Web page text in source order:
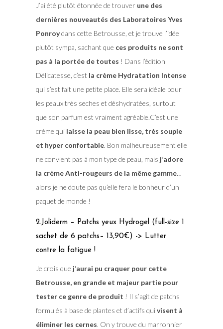
J’ai été plutôt étonnée de trouver une des
dernières nouveautés des Laboratoires Yves
Ponroydans cette Betrousse, et je trouve l’idée
plutôt sympa, sachant que ces produits ne sont
pas à la portée de toutes ! Dans l’édition
Délicatesse, c’est la crème Hydratation Intense
qui s’est fait une petite place. Elle sera idéale pour
les peaux très seches et déshydratées, surtout
que son parfum est vraiment agréable.C’est une
crème qui laisse la peau bien lisse, très souple
et hyper confortable. Bon malheureusement elle
ne convient pas à mon type de peau, mais j’adore
la crème Anti-rougeurs de la même gamme…
alors je ne doute pas qu’elle fera le bonheur d’un
paquet de monde !
2.Joliderm – Patchs yeux Hydrogel (full-size 1
sachet de 6 patchs– 13,90€) -> Lutter
contre la fatigue !
Je crois que j’aurai pu craquer pour cette
Betrousse, en grande et majeur partie pour
tester ce genre de produit ! Il s’agit de patchs
formulés à base de plantes et d’actifs quivisent à
éliminer les cernes. On y trouve du marronnier